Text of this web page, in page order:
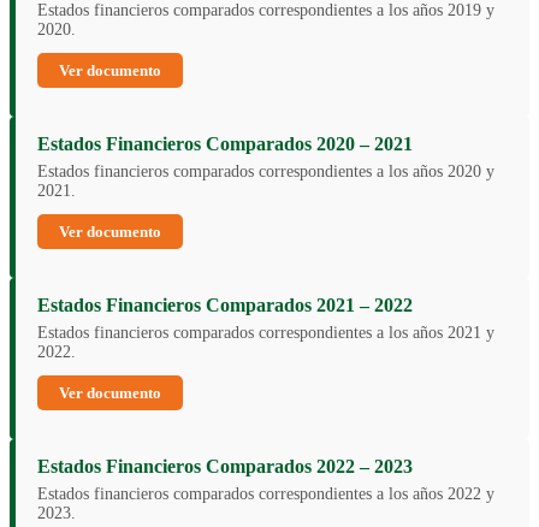
Estados financieros comparados correspondientes a los años 2019 y
2020.
Ver documento
Estados Financieros Comparados 2020 – 2021
Estados financieros comparados correspondientes a los años 2020 y
2021.
Ver documento
Estados Financieros Comparados 2021 – 2022
Estados financieros comparados correspondientes a los años 2021 y
2022.
Ver documento
Estados Financieros Comparados 2022 – 2023
Estados financieros comparados correspondientes a los años 2022 y
2023.